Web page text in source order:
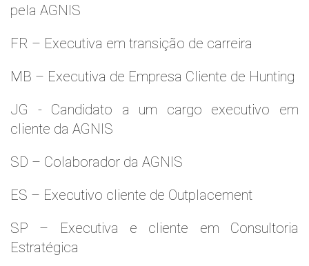
pela AGNIS
FR – Executiva em transição de carreira
MB – Executiva de Empresa Cliente de Hunting
JG - Candidato a um cargo executivo em
cliente da AGNIS
SD – Colaborador da AGNIS
ES – Executivo cliente de Outplacement
SP – Executiva e cliente em Consultoria
Estratégica